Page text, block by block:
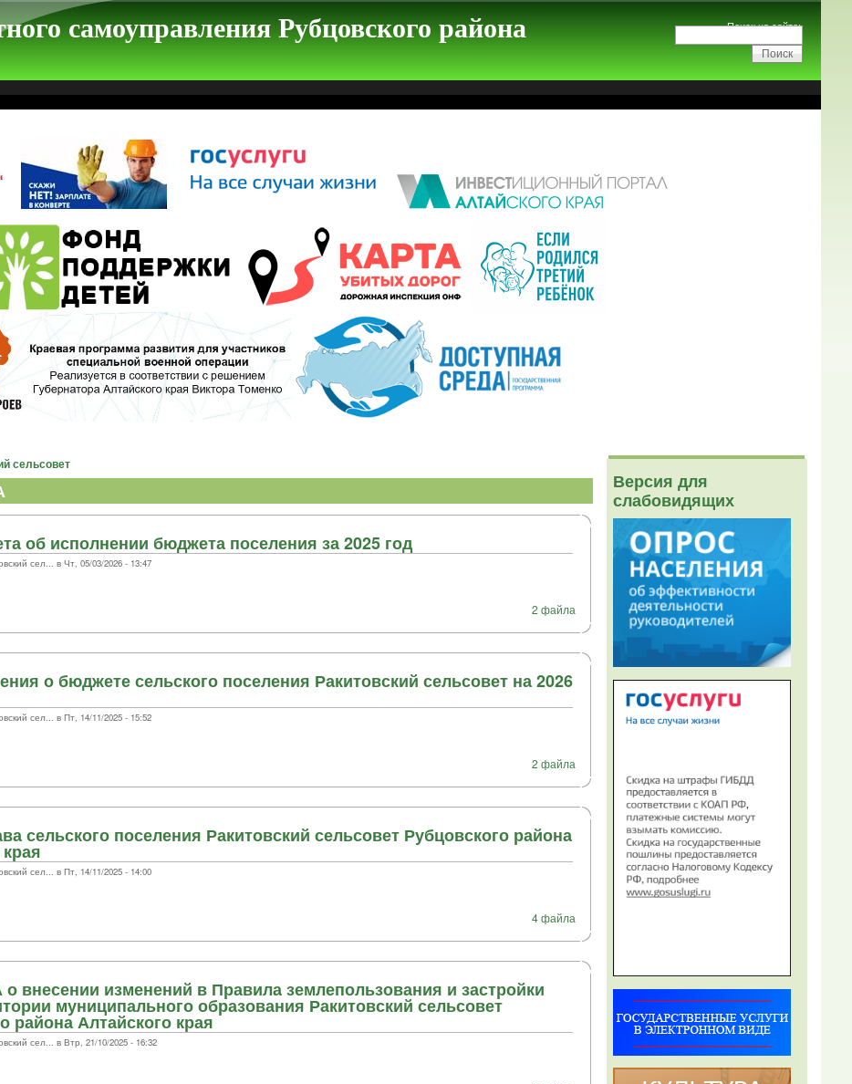
самоуправления Рубцовского района Поиск на сайте:
сельсовет
об исполнении бюджета поселения за 2025 год
сел... в Чт, 05/03/2026 - 13:47
2 файла
о бюджете сельского поселения Ракитовский сельсовет на 2026
сел... в Пт, 14/11/2025 - 15:52
2 файла
сельского поселения Ракитовский сельсовет Рубцовского района
сел... в Пт, 14/11/2025 - 14:00
4 файла
внесении изменений в Правила землепользования и застройки
муниципального образования Ракитовский сельсовет
района Алтайского края
сел... в Втр, 21/10/2025 - 16:32
Версия для
слабовидящих